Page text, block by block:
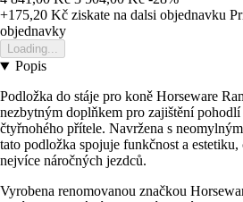
+175,20 Kč ziskate na dalsi objednavku
objednavky
Loading...
Popis
Podložka do stáje pro koně Horseware
nezbytným doplňkem pro zajištění pohodlí
čtyřnohého přítele. Navržena s
tato podložka spojuje funkčnost a
nejvíce náročných jezdců.
Vyrobena renomovanou značkou